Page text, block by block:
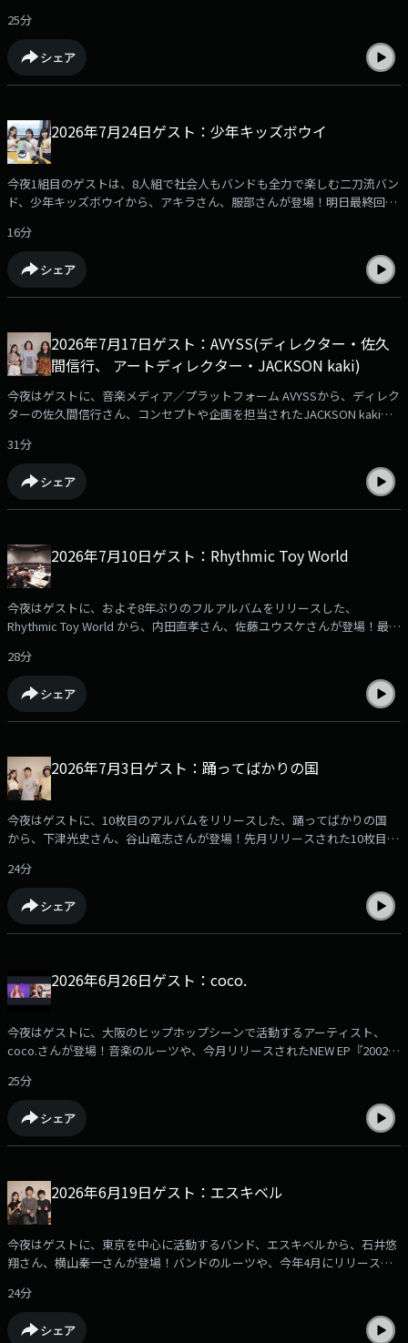
25分
シェア
2026年7月24日ゲスト：少年キッズボウイ
今夜1組目のゲストは、8人組で社会人もバンドも全力で楽しむ二刀流バン
ド、少年キッズボウイから、アキラさん、服部さんが登場！明日最終回を
『Kids in the Park』について伺いました！ぜひお聞きください！
16分
シェア
2026年7月17日ゲスト：AVYSS(ディレクター・佐久
間信行、 アートディレクター・JACKSON kaki)
今夜はゲストに、音楽メディア／プラットフォーム AVYSSから、ディレク
ターの佐久間信行さん、コンセプトや企画を担当されたJACKSON kakiさ
SYNC /HOLLOW HYPE』について伺いました！ぜひお聞きください！
31分
シェア
2026年7月10日ゲスト：Rhythmic Toy World
今夜はゲストに、およそ8年ぶりのフルアルバムをリリースした、
Rhythmic Toy World から、内田直孝さん、佐藤ユウスケさんが登場！最近
いました！ぜひお聞きください！
28分
シェア
2026年7月3日ゲスト：踊ってばかりの国
今夜はゲストに、10枚目のアルバムをリリースした、踊ってばかりの国
から、下津光史さん、谷山竜志さんが登場！先月リリースされた10枚目の
24分
シェア
2026年6月26日ゲスト：coco.
今夜はゲストに、大阪のヒップホップシーンで活動するアーティスト、
coco.さんが登場！音楽のルーツや、今月リリースされたNEW EP『2002』
25分
シェア
2026年6月19日ゲスト：エスキベル
今夜はゲストに、東京を中心に活動するバンド、エスキベルから、石井悠
翔さん、横山秦一さんが登場！バンドのルーツや、今年4月にリリースさ
24分
シェア